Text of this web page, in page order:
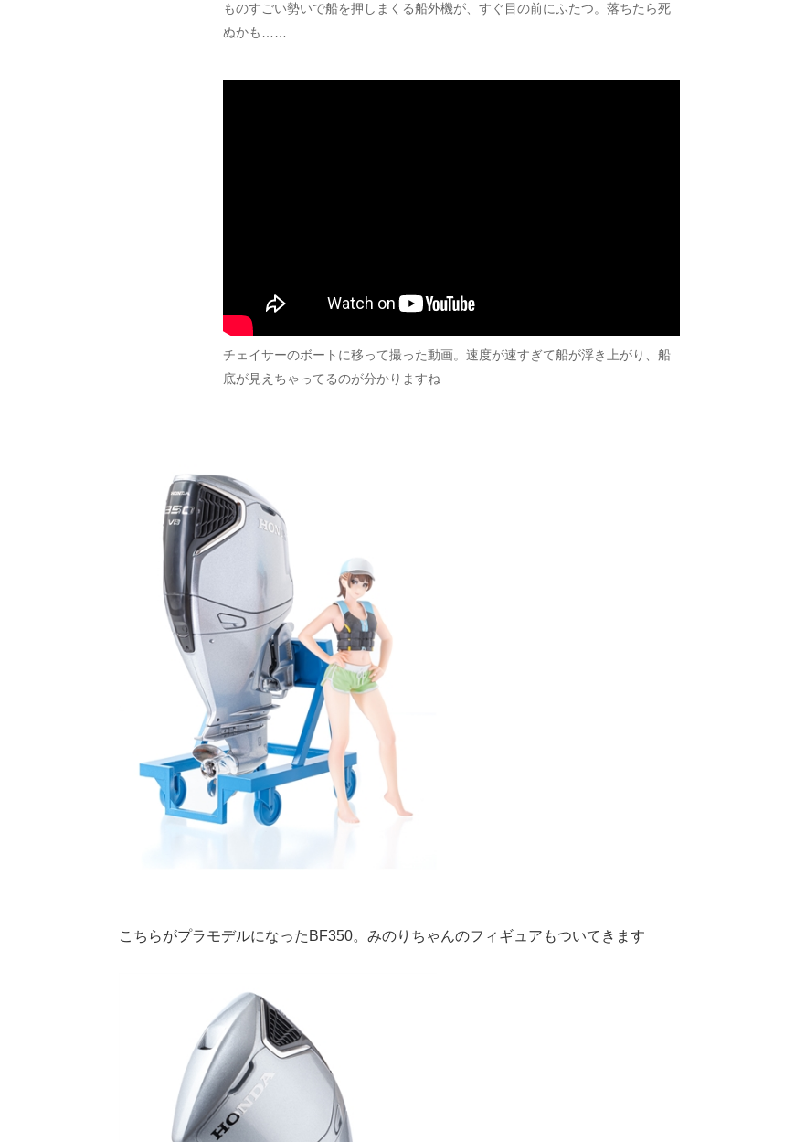
ものすごい勢いで船を押しまくる船外機が、すぐ目の前にふたつ。落ちたら死
ぬかも……
チェイサーのボートに移って撮った動画。速度が速すぎて船が浮き上がり、船
底が見えちゃってるのが分かりますね
こちらがプラモデルになったBF350。みのりちゃんのフィギュアもついてきます